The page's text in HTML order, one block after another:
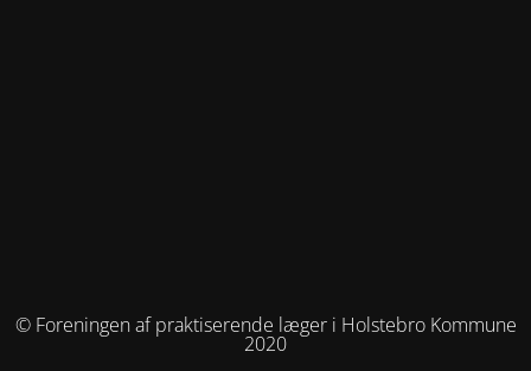
© Foreningen af praktiserende læger i Holstebro Kommune
2020